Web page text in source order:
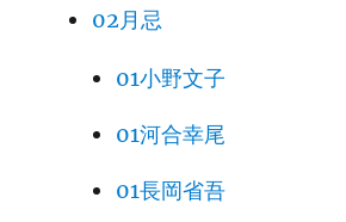
02月忌
01小野文子
01河合幸尾
01長岡省吾